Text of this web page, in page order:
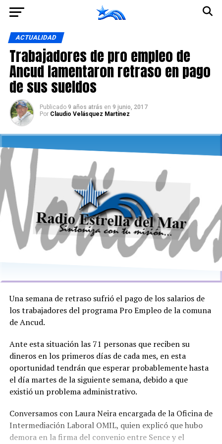
ACTUALIDAD
Trabajadores de pro empleo de
Ancud lamentaron retraso en pago
de sus sueldos
Publicado 9 años atrás en 9 junio, 2017
Por Claudio Velásquez Martínez
Una semana de retraso sufrió el pago de los salarios de
los trabajadores del programa Pro Empleo de la comuna
de Ancud.
Ante esta situación las 71 personas que reciben su
dineros en los primeros días de cada mes, en esta
oportunidad tendrán que esperar probablemente hasta
el día martes de la siguiente semana, debido a que
existió un problema administrativo.
Conversamos con Laura Neira encargada de la Oficina de
Intermediación Laboral OMIL, quien explicó que hubo
demora en la firma del convenio entre Sence y el
Ir a la versión móvil